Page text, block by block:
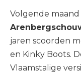
Volgende
jaren scoorden
en Kinky Boots.
Vlaamstalige